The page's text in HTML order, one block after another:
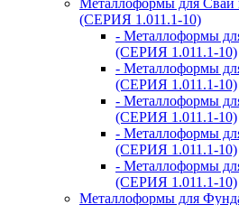
Металлоформы для Сваи
(СЕРИЯ 1.011.1-10)
- Металлоформы
(СЕРИЯ 1.011.1-10)
- Металлоформы
(СЕРИЯ 1.011.1-10)
- Металлоформы
(СЕРИЯ 1.011.1-10)
- Металлоформы
(СЕРИЯ 1.011.1-10)
- Металлоформы
(СЕРИЯ 1.011.1-10)
Металлоформы для